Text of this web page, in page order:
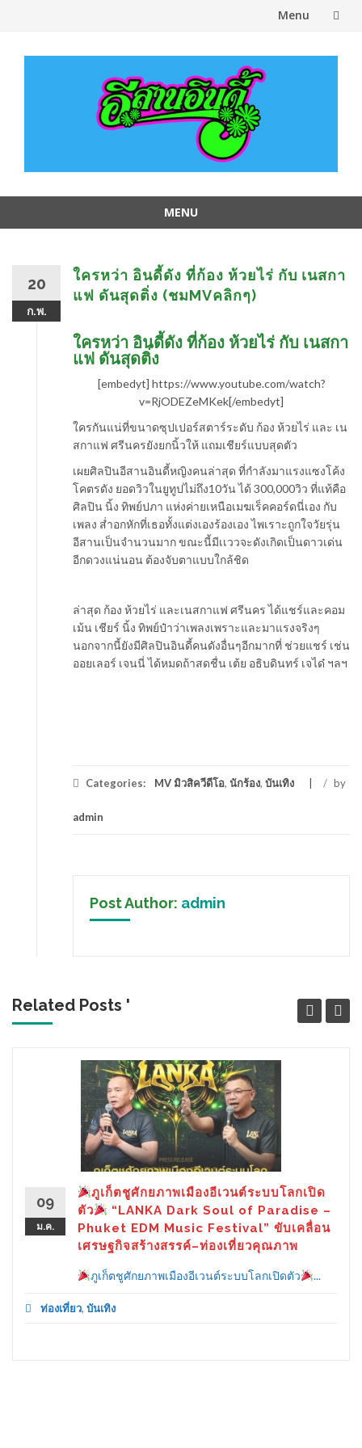
Menu
MENU
20
ก.พ.
ใครหว่า อินดี้ดัง ที่ก้อง ห้วยไร่ กับ เนสกา
แฟ ดันสุดติ่ง (ชมMVคลิกๆ)
ใครหว่า อินดี้ดัง ที่ก้อง ห้วยไร่ กับ เนสกา
แฟ ดันสุดติ่ง
[embedyt] https://www.youtube.com/watch?
v=RjODEZeMKek[/embedyt]
ใครกันแน่ที่ขนาดซุปเปอร์สตาร์ระดับ ก้อง ห้วยไร่ และ เน
สกาแฟ ศรีนครยังยกนิ้วให้ แถมเชียร์แบบสุดตัว
เผยศิลปินอีสานอินดี้หญิงคนล่าสุด ที่กำลังมาแรงแซงโค้ง
โคตรดัง ยอดวิวในยูทูปไม่ถึง10วัน ได้ 300,000วิว ที่แท้คือ
ศิลปิน นิ้ง ทิพย์ปภา แห่งค่ายเหนือเมฆเร็คคอร์ดนี่เอง กับ
เพลง ส่ำอกหักที่เธอทั้งแต่งเองร้องเอง ไพเราะถูกใจวัยรุ่น
อีสานเป็นจำนวนมาก ขณะนี้มีเเววจะดังเกิดเป็นดาวเด่น
อีกดวงแน่นอน ต้องจับตาแบบใกล้ชิด
ล่าสุด ก้อง ห้วยไร่ และเนสกาแฟ ศรีนคร ได้แชร์และคอม
เม้น เชียร์ นิ้ง ทิพย์ป๋าว่าเพลงเพราะและมาแรงจริงๆ
นอกจากนี้ยังมีศิลปินอินดี้คนดังอื่นๆอีกมากที่ ช่วยแชร์ เช่น
ออยเลอร์ เจนนี่ ได้หมดถ้าสดชื่น เต้ย อธิบดินทร์ เจได๋ ฯลฯ
Categories: MV มิวสิควีดีโอ, นักร้อง, บันเทิง / by
admin
Post Author: admin
Related Posts '
09
ม.ค.
ภูเก็ตชูศักยภาพเมืองอีเวนต์ระบบโลกเปิด
ตัว
“LANKA Dark Soul of Paradise –
Phuket EDM Music Festival” ขับเคลื่อน
เศรษฐกิจสร้างสรรค์–ท่องเที่ยวคุณภาพ
ภูเก็ตชูศักยภาพเมืองอีเวนต์ระบบโลกเปิดตัว ...
ท่องเที่ยว, บันเทิง